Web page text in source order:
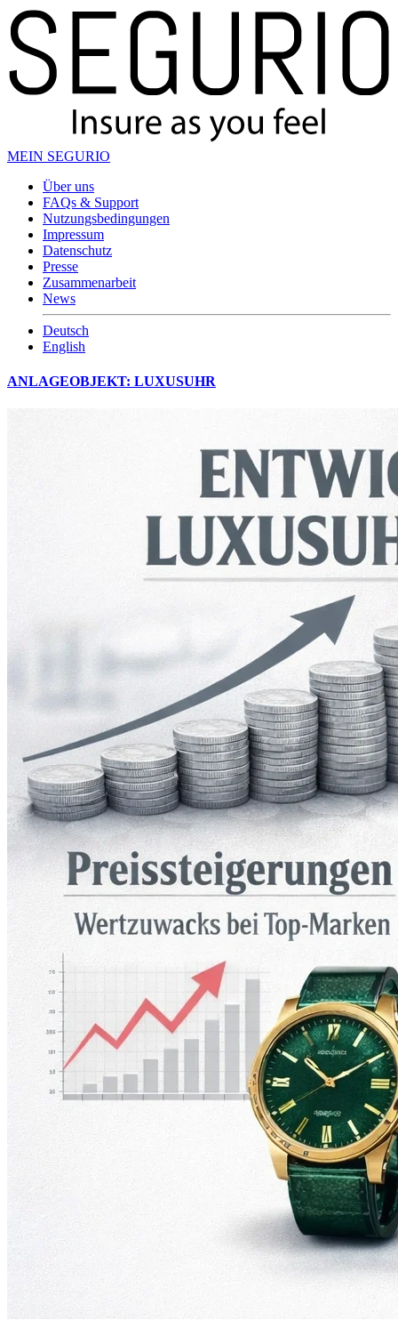
MEIN SEGURIO
Über uns
FAQs & Support
Nutzungsbedingungen
Impressum
Datenschutz
Presse
Zusammenarbeit
News
Deutsch
English
ANLAGEOBJEKT: LUXUSUHR